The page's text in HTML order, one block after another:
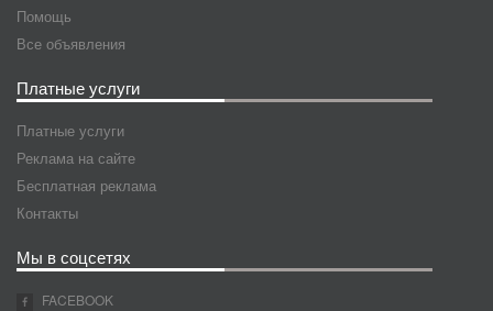
Помощь
Все объявления
Платные услуги
Платные услуги
Реклама на сайте
Бесплатная реклама
Контакты
Мы в соцсетях
FACEBOOK